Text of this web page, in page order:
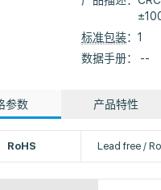
标准包装：1
数据手册： --
参数 产品特性
RoHS Lead free /